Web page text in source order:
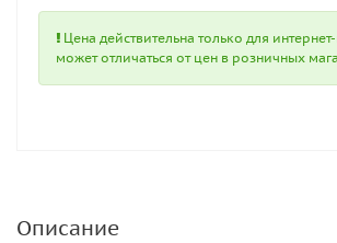
Цена действительна только для
может отличаться от цен в розничных
Описание